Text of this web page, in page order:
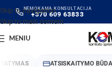
Skip to navigation
Skip to main content
NEMOKAMA KONSULTACIJA
+370 609 63833
MENIU
ATSISKAITYMO BŪDAI